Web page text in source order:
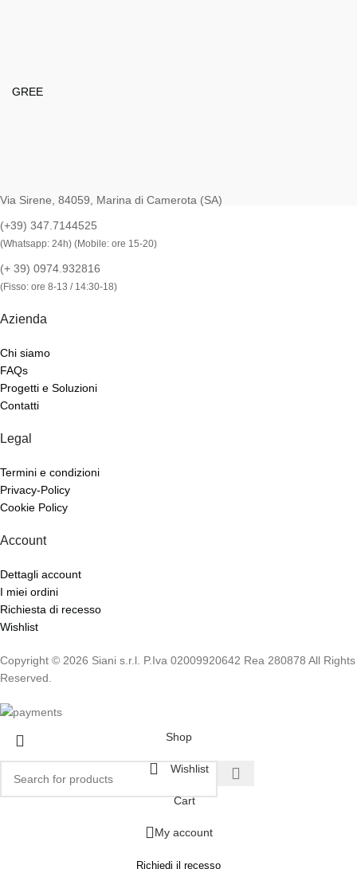
GREE
Via Sirene, 84059, Marina di Camerota (SA)
(+39) 347.7144525
(Whatsapp: 24h) (Mobile: ore 15-20)
(+ 39) 0974.932816
(Fisso: ore 8-13 / 14:30-18)
Azienda
Chi siamo
FAQs
Progetti e Soluzioni
Contatti
Legal
Termini e condizioni
Privacy-Policy
Cookie Policy
Account
Dettagli account
I miei ordini
Richiesta di recesso
Wishlist
Copyright © 2026 Siani s.r.l. P.Iva 02009920642 Rea 280878 All Rights
Reserved.
Shop
Wishlist
Cart
My account
Richiedi il recesso